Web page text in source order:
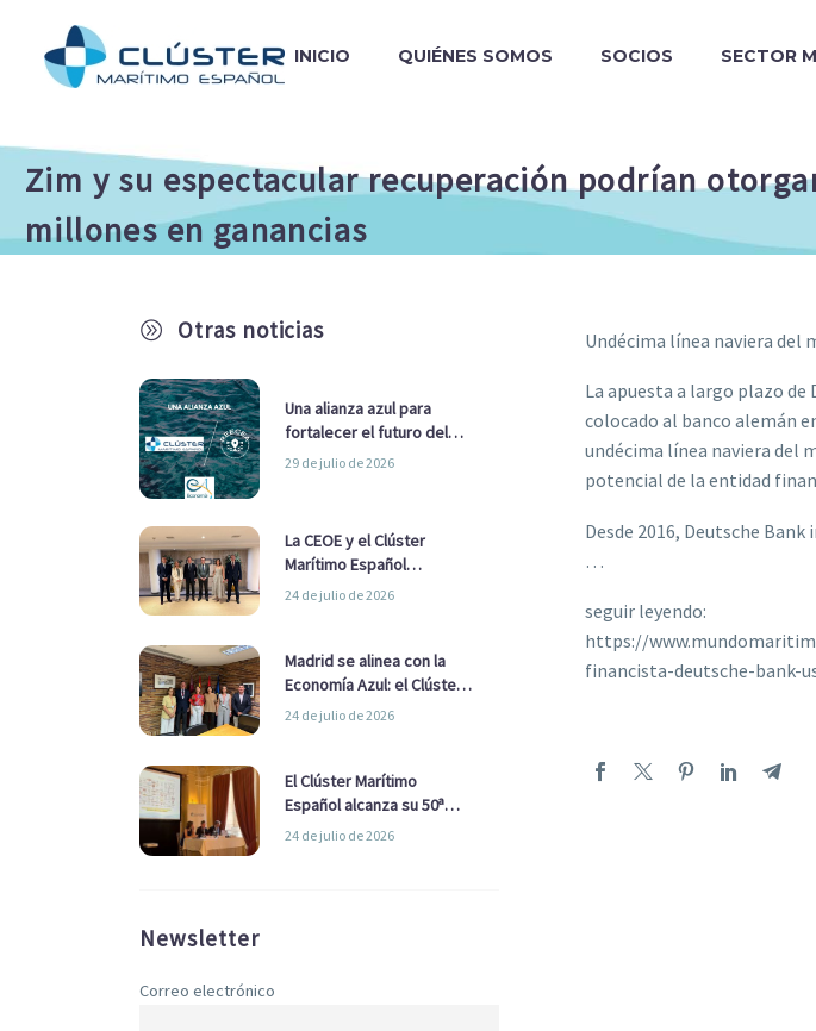
INICIO QUIÉNES SOMOS SOCIOS SECTOR
Zim y su espectacular recuperación podrían
millones en ganancias
A Otras noticias
Una alianza azul para
fortalecer el futuro del
sector marítimo
29 de julio de 2026
La CEOE y el Clúster
Marítimo Español
refuerzan su alianza para
24 de julio de 2026
Madrid se alinea con la
Economía Azul: el Clúster
Marítimo Español y la Real
Ayuntamiento
24 de julio de 2026
El Clúster Marítimo
Español alcanza su 50ª
Asamblea reafirmando su
24 de julio de 2026
Newsletter
Correo electrónico
Undécima línea naviera del
La apuesta a largo plazo
colocado al banco alemán
undécima línea naviera del
potencial de la entidad
Desde 2016, Deutsche
…
seguir leyendo:
https://
financista-deutsche-bank-